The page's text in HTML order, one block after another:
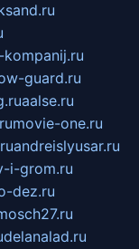
guard.ru
aalse.ru
movie-one.ru
andreislyusar.ru
i-grom.ru
dez.ru
delanalad.ru